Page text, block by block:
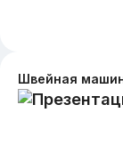
Швейная